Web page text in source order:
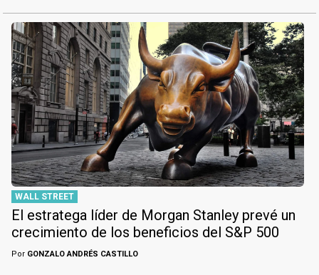
WALL STREET
El estratega líder de Morgan Stanley prevé un
crecimiento de los beneficios del S&P 500
Por GONZALO ANDRÉS CASTILLO